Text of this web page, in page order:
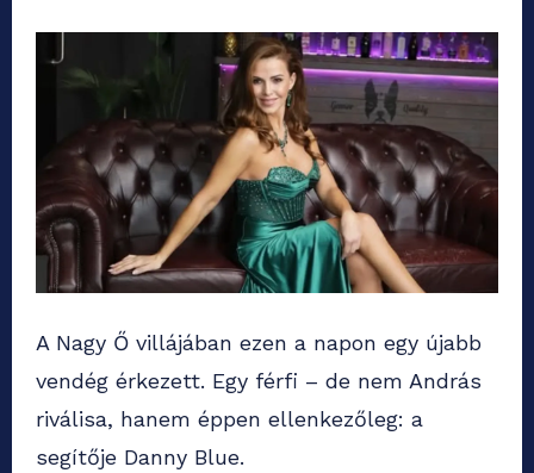
A Nagy Ő villájában ezen a napon egy újabb
vendég érkezett. Egy férfi – de nem András
riválisa, hanem éppen ellenkezőleg: a
segítője Danny Blue.